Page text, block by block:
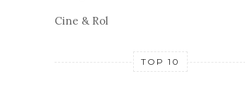
Cine & Rol
TOP 10